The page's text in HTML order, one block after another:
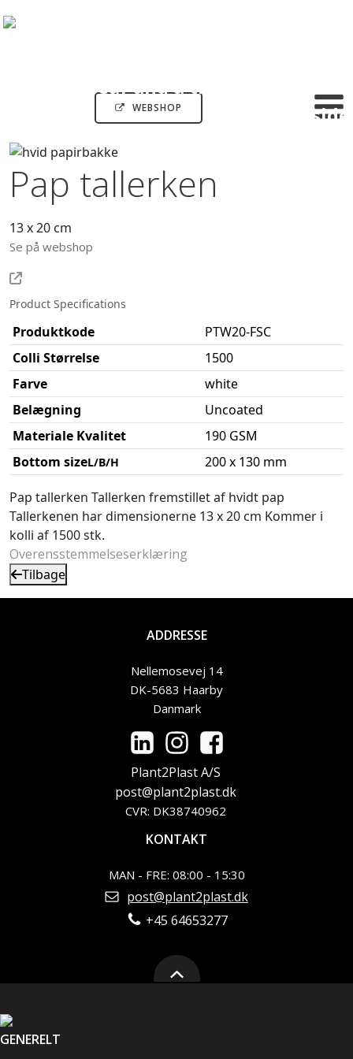
WEBSHOP
Pap tallerken
13 x 20 cm
Se på webshop
Product Specifications
Produktkode
PTW20-FSC
Colli Størrelse
1500
Farve
white
Belægning
Uncoated
Materiale Kvalitet
190 GSM
Bottom sizeL/B/H 200 x 130 mm
Pap tallerken Tallerken fremstillet af hvidt pap
Tallerkenen har dimensionerne 13 x 20 cm Kommer i
kolli af 1500 stk.
Overensstemmelseserklæring
Tilbage
ADDRESSE
Nellemosevej 14
DK-5683 Haarby
Danmark
Plant2Plast A/S
post@plant2plast.dk
CVR: DK38740962
KONTAKT
MAN - FRE: 08:00 - 15:30
post@plant2plast.dk
+45 64653277
GENERELT